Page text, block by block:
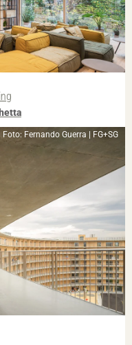
Foto: Fernando Guerra | FG+SG